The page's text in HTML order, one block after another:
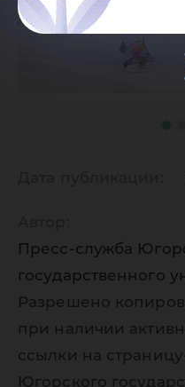
Пресс-служба
государственного
Разрешено
при наличии
ссылки на
Югорского